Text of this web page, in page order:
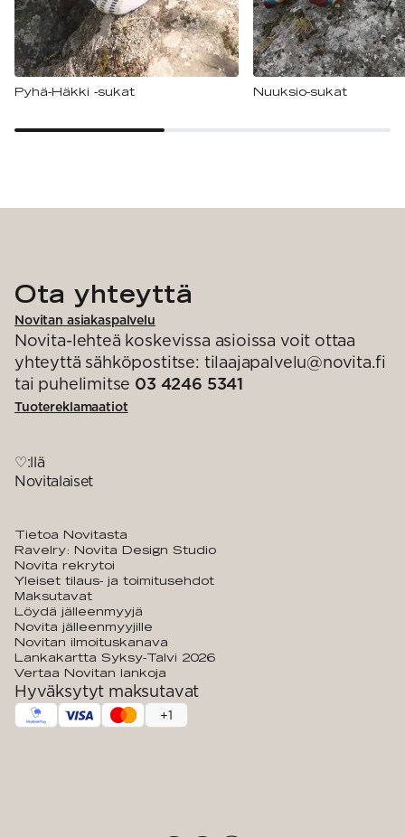
Pyhä-Häkki -sukat Nuuksio-sukat
Ota yhteyttä
Novitan asiakaspalvelu
Novita-lehteä koskevissa asioissa voit ottaa
yhteyttä sähköpostitse: tilaajapalvelu@novita.fi
tai puhelimitse 03 4246 5341
Tuotereklamaatiot
♡:llä
Novitalaiset
Tietoa Novitasta
Ravelry: Novita Design Studio
Novita rekrytoi
Yleiset tilaus- ja toimitusehdot
Maksutavat
Löydä jälleenmyyjä
Novita jälleenmyyjille
Novitan ilmoituskanava
Lankakartta Syksy-Talvi 2026
Vertaa Novitan lankoja
Hyväksytyt maksutavat
+1